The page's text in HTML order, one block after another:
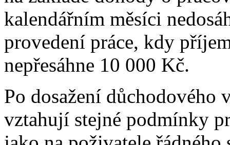
kalendářním měsíci
provedení práce, kdy
nepřesáhne 10 000 Kč.
Po dosažení důchodového
vztahují stejné podmínky